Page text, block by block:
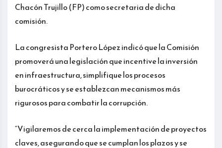
Chacón Trujillo (FP) como secretaria de dicha
comisión.
La congresista Portero López indicó que la Comisión
promoverá una legislación que incentive la inversión
en infraestructura, simplifique los procesos
burocráticos y se establezcan mecanismos más
rigurosos para combatir la corrupción.
“Vigilaremos de cerca la implementación de proyectos
claves, asegurando que se cumplan los plazos y se